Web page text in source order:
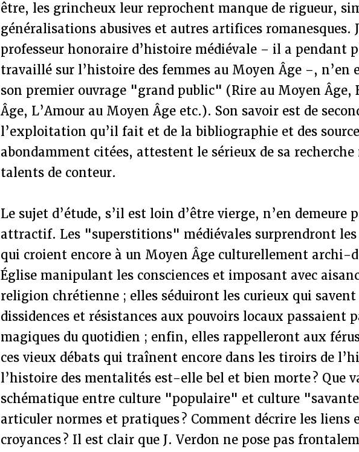
être, les grincheux leur reprochent manque de rigueur,
généralisations abusives et autres artifices romanesques.
professeur honoraire d’histoire médiévale – il a pendant
travaillé sur l’histoire des femmes au Moyen Âge –, n’en
son premier ouvrage "grand public" (Rire au Moyen Âge,
Âge, L’Amour au Moyen Âge etc.). Son savoir est de
l’exploitation qu’il fait et de la bibliographie et des
abondamment citées, attestent le sérieux de sa recherche
talents de conteur.
Le sujet d’étude, s’il est loin d’être vierge, n’en demeure
attractif. Les "superstitions" médiévales surprendront
qui croient encore à un Moyen Âge culturellement archi-
Église manipulant les consciences et imposant avec
religion chrétienne ; elles séduiront les curieux qui savent
dissidences et résistances aux pouvoirs locaux passaient
magiques du quotidien ; enfin, elles rappelleront aux
ces vieux débats qui traînent encore dans les tiroirs de
l’histoire des mentalités est-elle bel et bien morte ? Que
schématique entre culture "populaire" et culture
articuler normes et pratiques ? Comment décrire les liens
croyances ? Il est clair que J. Verdon ne pose pas